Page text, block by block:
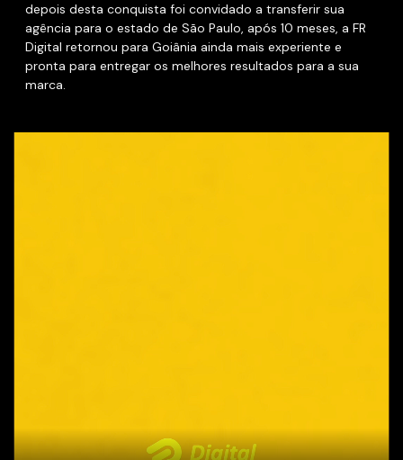
depois desta conquista foi convidado a transferir sua
agência para o estado de São Paulo, após 10 meses, a FR
Digital retornou para Goiânia ainda mais experiente e
pronta para entregar os melhores resultados para a sua
marca.